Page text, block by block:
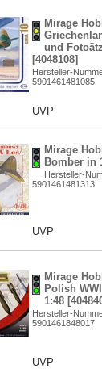
Mirage
und
[4048108]
Hersteller-
5901461481085
UVP
Mirage
Bomber in
Hersteller-
5901461481313
UVP
Mirage
Polish
1:48
Hersteller-
5901461848017
UVP